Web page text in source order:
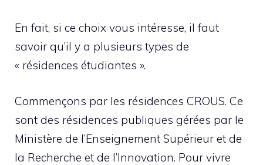
En fait, si ce choix vous intéresse, il faut
savoir qu’il y a plusieurs types de
« résidences étudiantes ».
Commençons par les résidences CROUS. Ce
sont des résidences publiques gérées par le
Ministère de l’Enseignement Supérieur et de
la Recherche et de l’Innovation. Pour vivre